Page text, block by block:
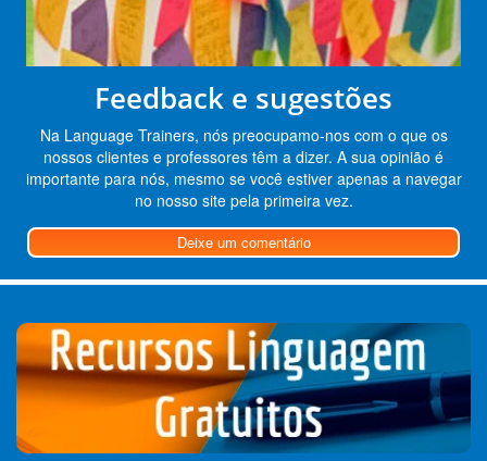
Feedback e sugestões
Na Language Trainers, nós preocupamo-nos com o que os
nossos clientes e professores têm a dizer. A sua opinião é
importante para nós, mesmo se você estiver apenas a navegar
no nosso site pela primeira vez.
Deixe um comentário